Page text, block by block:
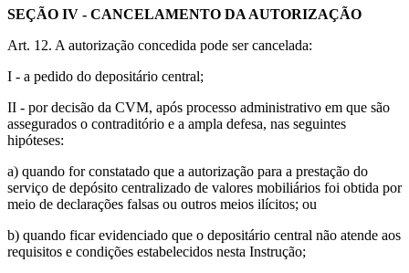
SEÇÃO IV - CANCELAMENTO DA AUTORIZAÇÃO
Art. 12. A autorização concedida pode ser cancelada:
I - a pedido do depositário central;
II - por decisão da CVM, após processo administrativo em que são
assegurados o contraditório e a ampla defesa, nas seguintes
hipóteses:
a) quando for constatado que a autorização para a prestação do
serviço de depósito centralizado de valores mobiliários foi obtida por
meio de declarações falsas ou outros meios ilícitos; ou
b) quando ficar evidenciado que o depositário central não atende aos
requisitos e condições estabelecidos nesta Instrução;